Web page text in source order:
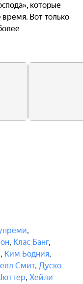
которые
время. Вот только
и
,
, Клас Банг,
, Ким Бодния,
Смит, Дуско
, Хейли